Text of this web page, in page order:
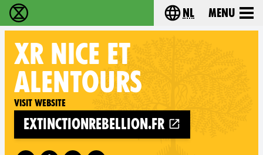
Extinction Rebellion - Home Choose your
nl Menu
XR NICE ET
ALENTOURS
Visit website
extinctionrebellion.fr